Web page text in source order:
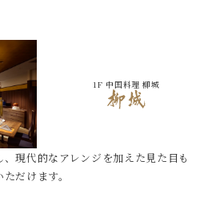
1F 中国料理 柳城
現代的なアレンジを加えた見た目も
だけます。